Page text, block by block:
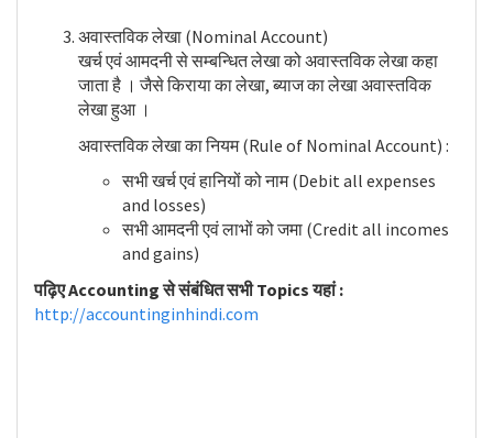
अवास्तविक लेखा (Nominal Account)
खर्च एवं आमदनी से सम्बन्धित लेखा को अवास्तविक लेखा कहा
जाता है । जैसे किराया का लेखा, ब्याज का लेखा अवास्तविक
लेखा हुआ ।
अवास्तविक लेखा का नियम (Rule of Nominal Account) :
सभी खर्च एवं हानियों को नाम (Debit all expenses
and losses)
सभी आमदनी एवं लाभों को जमा (Credit all incomes
and gains)
पढ़िए Accounting से संबंधित सभी Topics यहां :
http://accountinginhindi.com